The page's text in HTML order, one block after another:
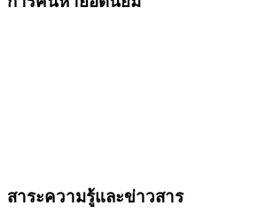
สาระความรู้และข่าวสาร